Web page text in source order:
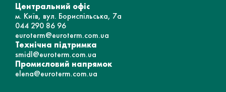
Центральний офіс
м. Київ, вул. Бориспільська, 7а
044 290 86 96
euroterm@euroterm.com.ua
Технічна підтримка
smidl@euroterm.com.ua
Промисловий напрямок
elena@euroterm.com.ua